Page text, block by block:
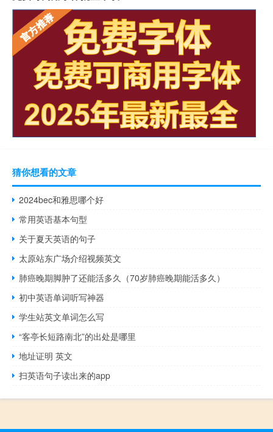
猜你想看的文章
2024bec和雅思哪个好
常用英语基本句型
关于夏天英语的句子
太原站东广场介绍视频英文
肺癌晚期脚肿了还能活多久（70岁肺癌晚期能活多久）
初中英语单词听写神器
学生站英文单词怎么写
“客亭长短路南北”的出处是哪里
地址证明 英文
扫英语句子读出来的app